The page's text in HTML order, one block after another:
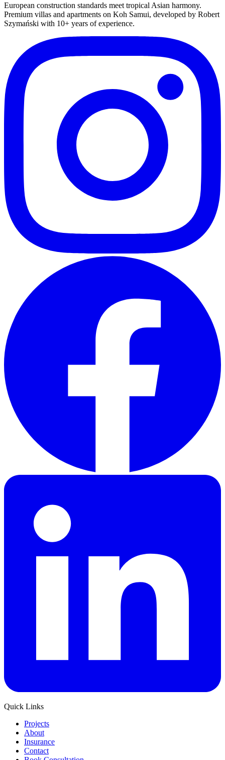
European construction standards meet tropical Asian harmony.
Premium villas and apartments on Koh Samui, developed by Robert
Szymański with 10+ years of experience.
Quick Links
Projects
About
Insurance
Contact